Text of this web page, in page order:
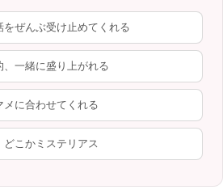
ぜんぶ受け止めてくれる
一緒に盛り上がれる
に合わせてくれる
こかミステリアス